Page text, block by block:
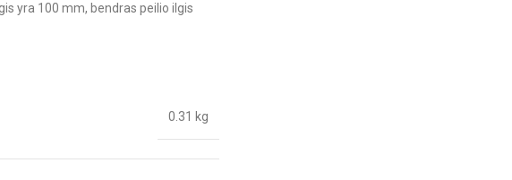
yra 100 mm, bendras peilio ilgis
0.31 kg